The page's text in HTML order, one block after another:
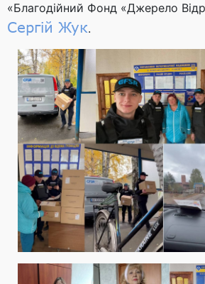
«Благодійний Фонд «Джерело
Сергій Жук.